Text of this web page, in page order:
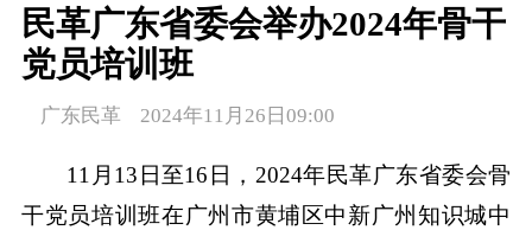
民革广东省委会举办2024年骨干
党员培训班
广东民革 2024年11月26日09:00
11月13日至16日，2024年民革广东省委会骨
干党员培训班在广州市黄埔区中新广州知识城中